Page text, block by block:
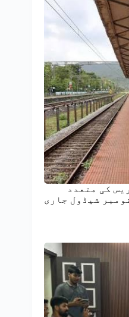
کی متعدد
شیڈول جاری